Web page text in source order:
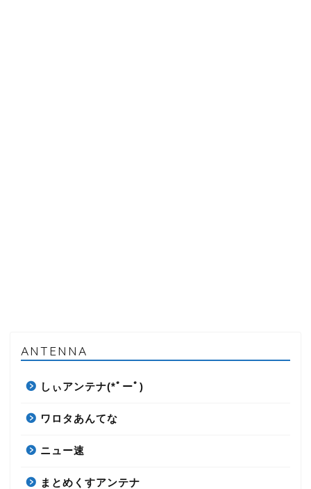
ANTENNA
しぃアンテナ(*ﾟーﾟ)
ワロタあんてな
ニュー速
まとめくすアンテナ